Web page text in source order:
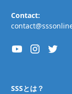
Contact:
SSSとは？